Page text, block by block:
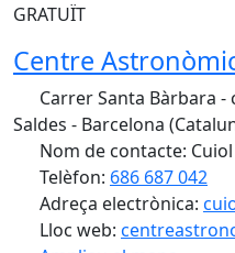
GRATUÏT
Centre
Carrer Santa Bàrbara -
Saldes - Barcelona
Nom de contacte:
Telèfon: 686 687 042
Adreça electrònica:
Lloc web: